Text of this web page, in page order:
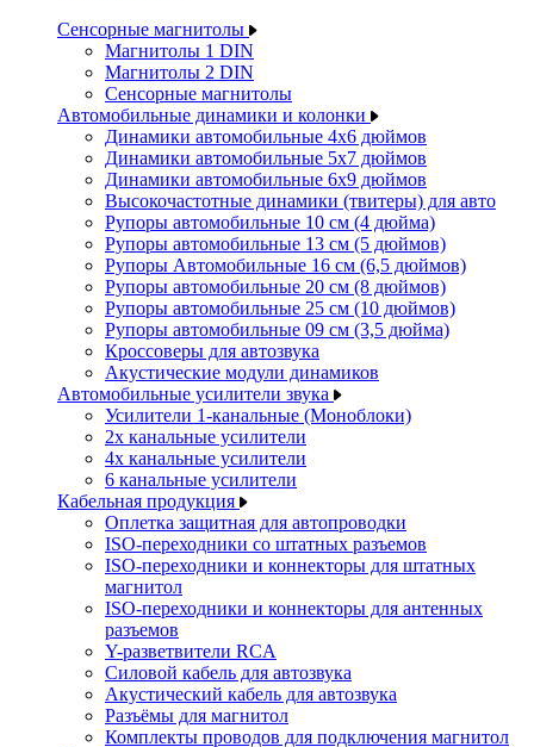
Сенсорные магнитолы
Магнитолы 1 DIN
Магнитолы 2 DIN
Сенсорные магнитолы
Автомобильные динамики и колонки
Динамики автомобильные 4x6 дюймов
Динамики автомобильные 5x7 дюймов
Динамики автомобильные 6x9 дюймов
Высокочастотные динамики (твитеры) для авто
Рупоры автомобильные 10 см (4 дюйма)
Рупоры автомобильные 13 см (5 дюймов)
Рупоры Автомобильные 16 см (6,5 дюймов)
Рупоры автомобильные 20 см (8 дюймов)
Рупоры автомобильные 25 см (10 дюймов)
Рупоры автомобильные 09 см (3,5 дюйма)
Кроссоверы для автозвука
Акустические модули динамиков
Автомобильные усилители звука
Усилители 1-канальные (Моноблоки)
2х канальные усилители
4х канальные усилители
6 канальные усилители
Кабельная продукция
Оплетка защитная для автопроводки
ISO-переходники со штатных разъемов
ISO-переходники и коннекторы для штатных
магнитол
ISO-переходники и коннекторы для антенных
разъемов
Y-разветвители RCA
Силовой кабель для автозвука
Акустический кабель для автозвука
Разъёмы для магнитол
Комплекты проводов для подключения магнитол